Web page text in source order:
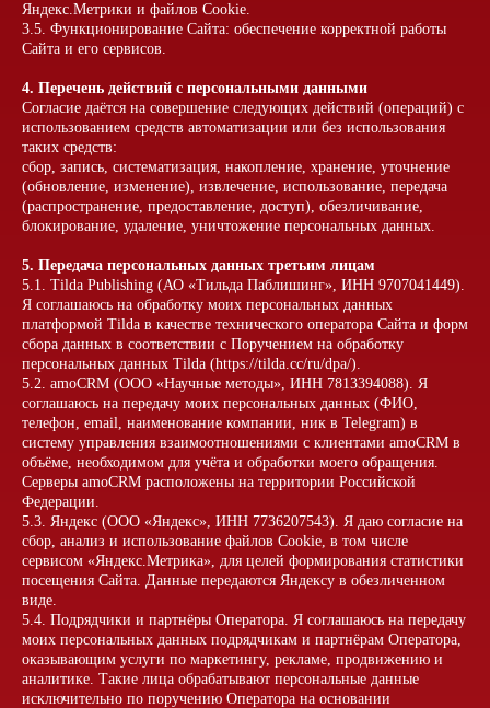
Яндекс.Метрики и файлов Cookie.
3.5. Функционирование Сайта: обеспечение корректной работы
Сайта и его сервисов.
4. Перечень действий с персональными данными
Согласие даётся на совершение следующих действий (операций) с
использованием средств автоматизации или без использования
таких средств:
сбор, запись, систематизация, накопление, хранение, уточнение
(обновление, изменение), извлечение, использование, передача
(распространение, предоставление, доступ), обезличивание,
блокирование, удаление, уничтожение персональных данных.
5. Передача персональных данных третьим лицам
5.1. Tilda Publishing (АО «Тильда Паблишинг», ИНН 9707041449).
Я соглашаюсь на обработку моих персональных данных
платформой Tilda в качестве технического оператора Сайта и форм
сбора данных в соответствии с Поручением на обработку
персональных данных Tilda (https://tilda.cc/ru/dpa/).
5.2. amoCRM (ООО «Научные методы», ИНН 7813394088). Я
соглашаюсь на передачу моих персональных данных (ФИО,
телефон, email, наименование компании, ник в Telegram) в
систему управления взаимоотношениями с клиентами amoCRM в
объёме, необходимом для учёта и обработки моего обращения.
Серверы amoCRM расположены на территории Российской
Федерации.
5.3. Яндекс (ООО «Яндекс», ИНН 7736207543). Я даю согласие на
сбор, анализ и использование файлов Cookie, в том числе
сервисом «Яндекс.Метрика», для целей формирования статистики
посещения Сайта. Данные передаются Яндексу в обезличенном
виде.
5.4. Подрядчики и партнёры Оператора. Я соглашаюсь на передачу
моих персональных данных подрядчикам и партнёрам Оператора,
оказывающим услуги по маркетингу, рекламе, продвижению и
аналитике. Такие лица обрабатывают персональные данные
исключительно по поручению Оператора на основании